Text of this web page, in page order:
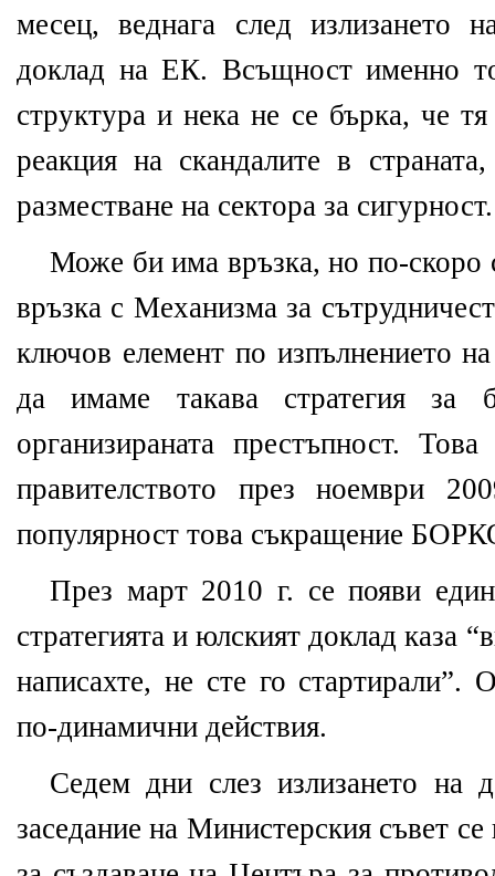
месец, веднага след излизането
доклад на ЕК. Всъщност именно
структура и нека не се бърка, че
реакция на скандалите в
разместване на сектора за сигурност.
Може би има връзка, но по-скоро
връзка с Механизма за
ключов елемент по изпълнението на
да имаме такава стратегия за
организираната престъпност.
правителството през ноември
популярност това съкращение
През март 2010 г. се появи
стратегията и юлският доклад каза
написахте, не сте го стартирали”.
по-динамични действия.
Седем дни слез излизането
заседание на Министерския съвет